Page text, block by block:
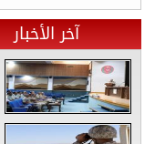
آخر الأخبار